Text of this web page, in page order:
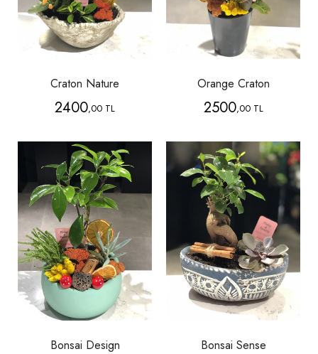
Craton Nature
2400,00 TL
Orange Craton
2500,00 TL
Bonsai Design Bonsai Sense